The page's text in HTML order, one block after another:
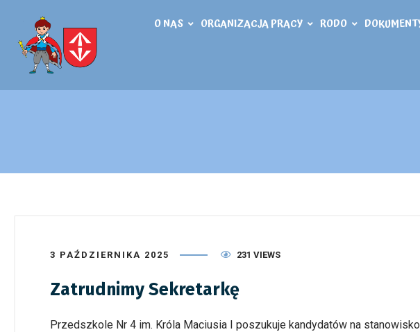
O NAS ORGANIZACJA PRACY RODO
3 PAŹDZIERNIKA 2025 231 VIEWS
Zatrudnimy Sekretarkę
Przedszkole Nr 4 im. Króla Maciusia I poszukuje kandydatów na